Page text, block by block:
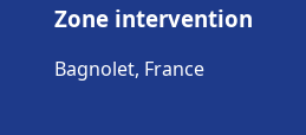
Zone intervention
Bagnolet, France